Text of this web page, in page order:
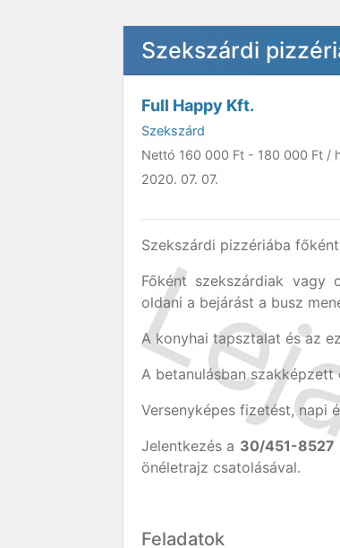
Szekszárdi
Full Happy Kft.
Szekszárd
Nettó 160 000 Ft - 180 000 Ft /
2020. 07. 07.
Szekszárdi pizzériába
Főként szekszárdiak vagy
oldani a bejárást a busz
A konyhai tapsztalat és az
A betanulásban
Versenyképes fizetést, napi
Jelentkezés a 30/451-8527
önéletrajz csatolásával.
Feladatok